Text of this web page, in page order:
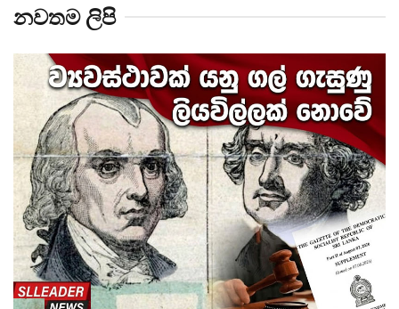
නවතම ලිපි